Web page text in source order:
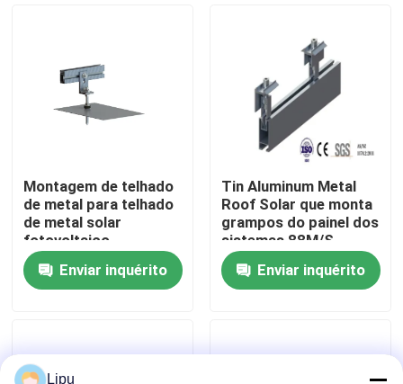
Sobre nós
Controle da qualidade
Contacte-nos
picovolt solar que monta sistemas
Montagem de telhado
de metal para telhado
de metal solar
fotovoltaico
Enviar inquérito
Tin Aluminum Metal
Roof Solar que monta
grampos do painel dos
sistemas 88M/S
Enviar inquérito
Lipu